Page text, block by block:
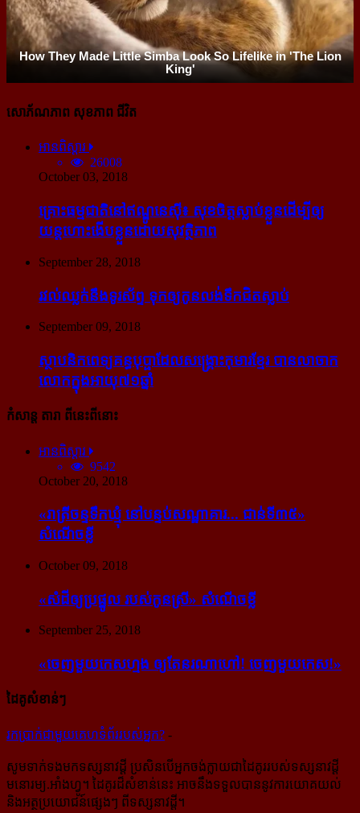
សោភ័ណភាព សុខភាព ជីវិត
អានពិស្ដារ
26008
October 03, 2018
គ្រោះធម្មជាតិនៅឥណ្ឌូនេស៊ី៖ សុខចិត្ត​ស្លាប់​ខ្លួន​ដើម្បី​ឲ្យ​
យន្ដហោះ​ងើប​ខ្លួន​ដោយ​សុវត្ថិភាព
September 28, 2018
រវល់​ឈ្លក់​នឹង​ទូរស័ព្ទ ទុក​ឲ្យ​កូន​លង់​ទឹក​ជិត​ស្លាប់
September 09, 2018
ស្ថាបនិក​ពេទ្យ​គន្ធបុប្ផា​ដែល​សង្គ្រោះ​កុមារ​ខ្មែរ​ បាន​លាចាក​
លោក​ក្នុង​អាយុ​៧១ឆ្នាំ
កំសាន្ដ តារា ពីនេះពីនោះ
អានពិស្ដារ
9542
October 20, 2018
«រាត្រីចន្ទទឹកឃ្មុំ នៅបន្ទប់សណ្ឋាគារ... ជាន់ទី៣៥»
សំណើចខ្លី
October 09, 2018
«សំដី​ឲ្យ​ប្រផ្នូល របស់​កូនស្រី» សំណើចខ្លី
September 25, 2018
«ចេញ​មួយ​កេស​ហ្មង ឲ្យ​តែ​នរណា​ហៅ! ចេញ​មួយ​កេស!»
ដៃគូសំខាន់ៗ
រក​​ប្រាក់​​ជា​​មួយ​​គេហទំព័រ​​របស់​​អ្នក? -
សូម​ទាក់ទង​មក​ទស្សនាវដ្ដី ប្រសិន​បើ​អ្នក​ចង់​ក្លាយ​ជា​ដៃគូរ​របស់​ទស្សនាវដ្ដី​
មនោរម្យ.អាំងហ្វូ។ ដៃ​គូរ​ដ៏​សំខាន់​នេះ អាច​នឹង​ទទួល​បាន​នូវ​ការ​យោគយល់
និង​អត្ថ​ប្រយោជន៍​ផ្សេងៗ ពីទស្សនាវដ្ដី។